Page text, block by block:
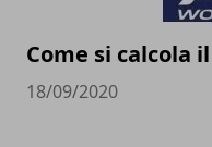
Come si calcola
18/09/2020